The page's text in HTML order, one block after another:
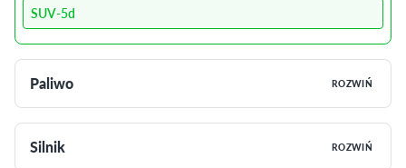
SUV-5d
Paliwo ROZWIŃ
Silnik ROZWIŃ